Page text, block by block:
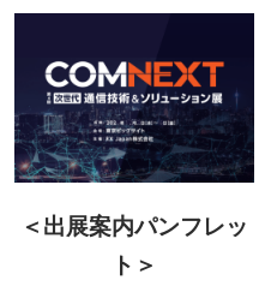
＜出展案内パンフレッ
ト＞